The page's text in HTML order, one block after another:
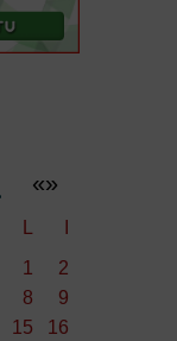
«»
1
2
8
9
15
16